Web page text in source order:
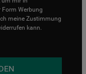
Werbung
meine Zustimmung
kann.